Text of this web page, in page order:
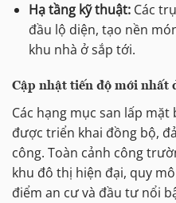
Hạ tầng kỹ thuật:Các
đầu lộ diện, tạo nền
khu nhà ở sắp tới.
Cập nhật tiến độ mới nhất
Các hạng mục san lấp
được triển khai đồng bộ,
công. Toàn cảnh công
khu đô thị hiện đại, quy
điểm an cư và đầu tư nổi